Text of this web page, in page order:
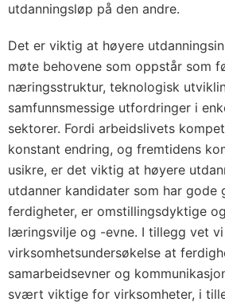
utdanningsløp på den andre.
Det er viktig at høyere
møte behovene som oppstår som
næringsstruktur, teknologisk
samfunnsmessige utfordringer i
sektorer. Fordi arbeidslivets
konstant endring, og fremtidens
usikre, er det viktig at høyere
utdanner kandidater som har gode
ferdigheter, er omstillingsdyktige
læringsvilje og -evne. I tillegg vet vi
virksomhetsundersøkelse at
samarbeidsevner og
svært viktige for virksomheter, i